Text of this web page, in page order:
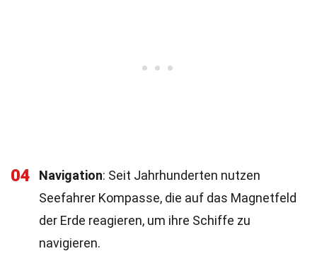
04 Navigation: Seit Jahrhunderten nutzen
Seefahrer Kompasse, die auf das Magnetfeld
der Erde reagieren, um ihre Schiffe zu
navigieren.